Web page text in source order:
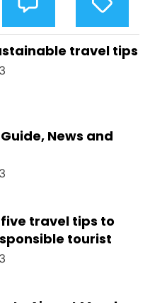
O
M
E
N
A
G
E
D
travel tips
News and
travel tips to
tourist